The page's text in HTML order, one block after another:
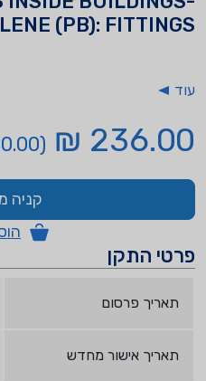
(PB): FITTINGS
עוד
236.00 ₪ (200.00 ₪ ללא מע"מ)
קניה
פרטי התקן
תאריך פרסום
תאריך אישור מחדש